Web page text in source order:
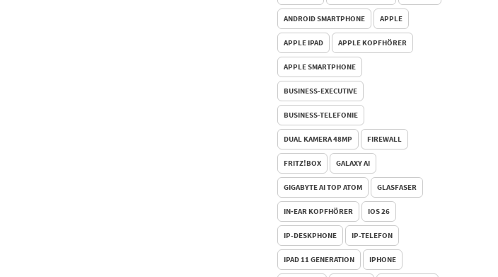
ANDROID SMARTPHONE APPLE
APPLE IPAD APPLE KOPFHÖRER
APPLE SMARTPHONE
BUSINESS-EXECUTIVE
BUSINESS-TELEFONIE
DUAL KAMERA 48MP FIREWALL
FRITZ!BOX GALAXY AI
GIGABYTE AI TOP ATOM GLASFASER
IN‑EAR KOPFHÖRER IOS 26
IP-DESKPHONE IP-TELEFON
IPAD 11 GENERATION IPHONE